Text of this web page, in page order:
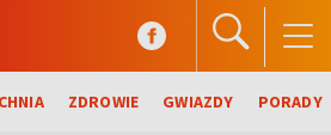
ZDROWIE GWIAZDY PORADY